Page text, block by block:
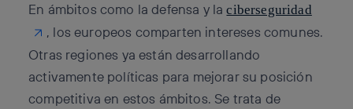
En ámbitos como la defensa y laciberseguridad
, los europeos comparten intereses comunes.
Otras regiones ya están desarrollando
activamente políticas para mejorar su posición
competitiva en estos ámbitos. Se trata de